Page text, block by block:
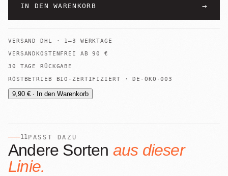
IN DEN WARENKORB →
VERSANDDHL · 1–3 WERKTAGE
VERSANDKOSTENFREI AB90
€
30 TAGE RÜCKGABE
RÖSTBETRIEB BIO-ZERTIFIZIERT · DE-ÖKO-003
9,90 € · In den Warenkorb
11PASST DAZU
Andere Sorten aus dieser
Linie.